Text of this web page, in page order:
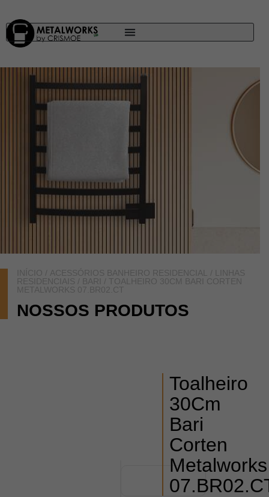
INÍCIO / ACESSÓRIOS BANHEIRO RESIDENCIAL /
LINHAS
RESIDENCIAIS / BARI
/ TOALHEIRO 30CM BARI CORTEN
METALWORKS 07.BR02.CT
NOSSOS PRODUTOS
Toalheiro
30Cm
Bari
Corten
Metalworks